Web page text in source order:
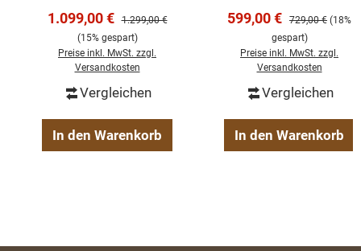
Verkaufspreis:
1.099,00 € Regulärer Preis:
1.299,00 €
(15% gespart)
Preise inkl. MwSt. zzgl.
Versandkosten
Vergleichen
In den Warenkorb
110 cm
Verkaufspreis:
599,00 € Regulärer Preis:
729,00 € (18%
gespart)
Preise inkl. MwSt. zzgl.
Versandkosten
Vergleichen
In den Warenkorb